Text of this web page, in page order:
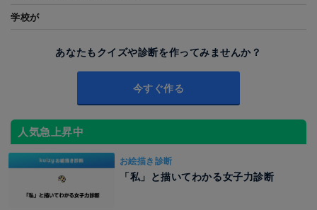
学校が
あなたもクイズや診断を作ってみませんか？
今すぐ作る
人気急上昇中
お絵描き診断
「私」と描いてわかる女子力診断